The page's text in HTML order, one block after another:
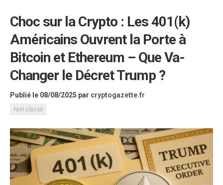
Choc sur la Crypto : Les 401(k)
Américains Ouvrent la Porte à
Bitcoin et Ethereum – Que Va-
Changer le Décret Trump ?
Publié le 08/08/2025 par cryptogazette.fr
Non classé